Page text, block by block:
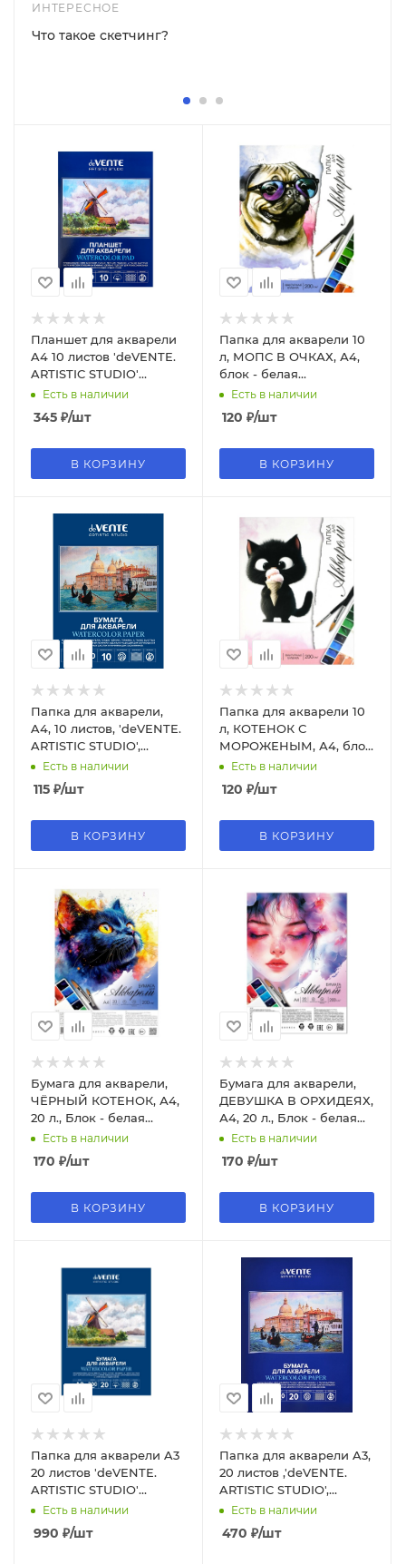
ИНТЕРЕСНОЕ
Что такое скетчинг?
Планшет для акварели
A4 10 листов 'deVENTE.
ARTISTIC STUDIO'
акварельная бумага 300
г;м² , 2131317
Есть в наличии
345 ₽/шт
В КОРЗИНУ
Папка для акварели 10
л, МОПС В ОЧКАХ, А4,
блок - белая
акварельная бумага 200
г;м², 69938
Есть в наличии
120 ₽/шт
В КОРЗИНУ
Папка для акварели,
A4, 10 листов, 'deVENTE.
ARTISTIC STUDIO',
акварельная бумага 200
г;м², 2131306
Есть в наличии
115 ₽/шт
В КОРЗИНУ
Папка для акварели 10
л, КОТЕНОК С
МОРОЖЕНЫМ, А4, блок
- белая акварельная
бумага 200 г;м², 69936
Есть в наличии
120 ₽/шт
В КОРЗИНУ
Бумага для акварели,
ЧЁРНЫЙ КОТЕНОК, А4,
20 л., Блок - белая
акварельная бумага,
200 г;м², 70474
Есть в наличии
170 ₽/шт
В КОРЗИНУ
Бумага для акварели,
ДЕВУШКА В ОРХИДЕЯХ,
А4, 20 л., Блок - белая
акварельная бумага,
70475
Есть в наличии
170 ₽/шт
В КОРЗИНУ
Папка для акварели A3
20 листов 'deVENTE.
ARTISTIC STUDIO'
акварельная бумага 300
г;м² , 2131316
Есть в наличии
990 ₽/шт
Папка для акварели A3,
20 листов ,'deVENTE.
ARTISTIC STUDIO',
акварельная бумага 200
г;м², 2131305
Есть в наличии
470 ₽/шт